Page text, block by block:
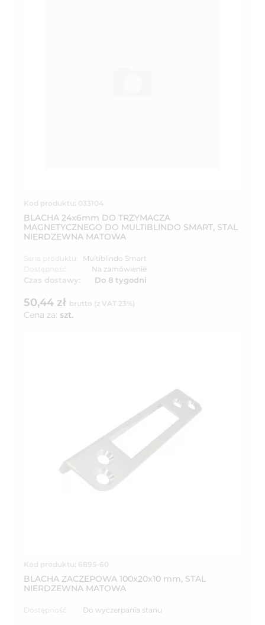
Kod produktu: 033104
BLACHA 24x6mm DO TRZYMACZA
MAGNETYCZNEGO DO MULTIBLINDO SMART, STAL
NIERDZEWNA MATOWA
Seria produktu:
Multiblindo Smart
Dostępność:
Na zamówienie
Czas dostawy: Do 8 tygodni
50,44 zł brutto (z VAT 23%)
Cena za: szt.
Kod produktu: 6895-60
BLACHA ZACZEPOWA 100x20x10 mm, STAL
NIERDZEWNA MATOWA
Dostępność: Do wyczerpania stanu